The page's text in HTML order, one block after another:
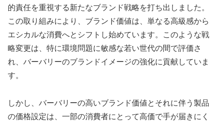
的責任を重視する新たなブランド戦略を打ち出しました。
この取り組みにより、ブランド価値は、単なる高級感から
エシカルな消費へとシフトし始めています。このような戦
略変更は、特に環境問題に敏感な若い世代の間で評価さ
れ、バーバリーのブランドイメージの強化に貢献していま
す。
しかし、バーバリーの高いブランド価値とそれに伴う製品
の価格設定は、一部の消費者にとって高価で手が届きにく